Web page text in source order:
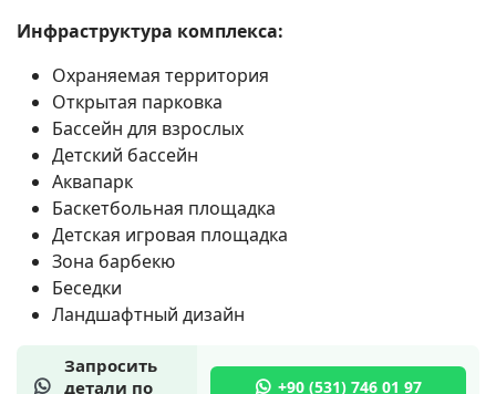
Инфраструктура комплекса:
Охраняемая территория
Открытая парковка
Бассейн для взрослых
Детский бассейн
Аквапарк
Баскетбольная площадка
Детская игровая площадка
Зона барбекю
Беседки
Ландшафтный дизайн
Запросить
детали по